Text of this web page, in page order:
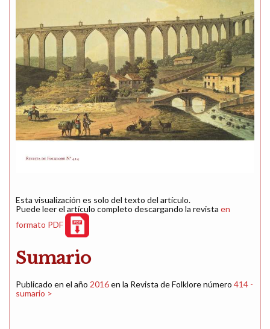
Esta visualización es solo del texto del artículo.
Puede leer el artículo completo descargando la revista en
formato PDF
Sumario
Publicado en el año 2016en la Revista de Folklore número 414 -
sumario >